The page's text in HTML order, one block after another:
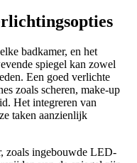
badkamer, en het
spiegel kan zowel
Een goed verlichte
zoals scheren, make-up
Het integreren van
taken aanzienlijk
zoals ingebouwde LED-